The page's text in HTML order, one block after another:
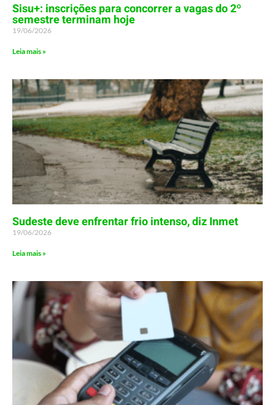
Sisu+: inscrições para concorrer a vagas do 2º
semestre terminam hoje
19/06/2026
Leia mais »
Sudeste deve enfrentar frio intenso, diz Inmet
19/06/2026
Leia mais »